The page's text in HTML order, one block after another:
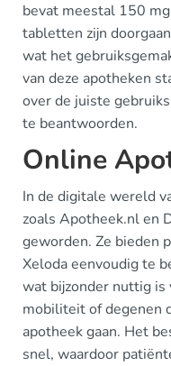
bevat meestal 150
tabletten zijn
wat het
van deze apotheken
over de juiste
te beantwoorden.
Online
In de digitale wereld
zoals Apotheek.nl en
geworden. Ze bieden
Xeloda eenvoudig te
wat bijzonder nuttig
mobiliteit of degenen
apotheek gaan. Het
snel, waardoor